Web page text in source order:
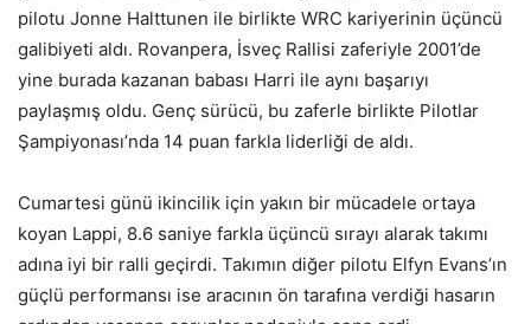
pilotu Jonne Halttunen ile birlikte WRC kariyerinin üçüncü
galibiyeti aldı. Rovanpera, İsveç Rallisi zaferiyle 2001’de
yine burada kazanan babası Harri ile aynı başarıyı
paylaşmış oldu. Genç sürücü, bu zaferle birlikte Pilotlar
Şampiyonası’nda 14 puan farkla liderliği de aldı.
Cumartesi günü ikincilik için yakın bir mücadele ortaya
koyan Lappi, 8.6 saniye farkla üçüncü sırayı alarak takımı
adına iyi bir ralli geçirdi. Takımın diğer pilotu Elfyn Evans’ın
güçlü performansı ise aracının ön tarafına verdiği hasarın